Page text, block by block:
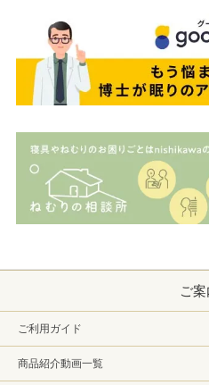
ご
ご利用ガイド
商品紹介動画一覧